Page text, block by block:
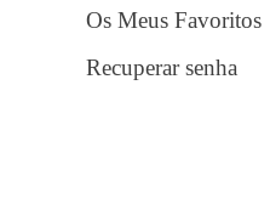
Os Meus Favoritos
Recuperar senha